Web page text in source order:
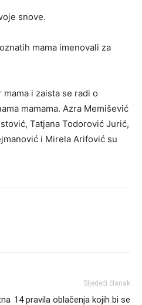
snove.
mama imenovali za
i zaista se radi o
mamama. Azra Memišević
Tatjana Todorović Jurić,
i Mirela Arifović su
Sljedeći članak
14 pravila oblačenja kojih bi se